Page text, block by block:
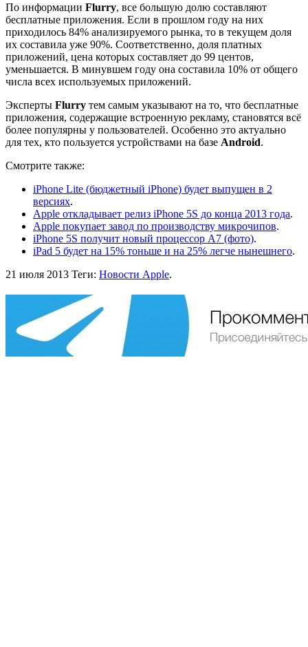
По информации Flurry, все большую долю составляют
бесплатные приложения. Если в прошлом году на них
приходилось 84% анализируемого рынка, то в текущем доля
их составила уже 90%. Соответственно, доля платных
приложений, цена которых составляет до 99 центов,
уменьшается. В минувшем году она составила 10% от общего
числа всех используемых приложений.
Эксперты Flurry тем самым указывают на то, что бесплатные
приложения, содержащие встроенную рекламу, становятся всё
более популярны у пользователей. Особенно это актуально
для тех, кто пользуется устройствами на базе Android.
Смотрите также:
iPhone Lite (бюджетный iPhone) будет выпущен в 2
версиях.
Apple откладывает релиз iPhone 5S до конца 2013 года.
Apple покупает завод по производству микрочипов.
iPhone 5S получит новый процессор A7 (фото).
iPad 5 будет на 15% тоньше и на 25% легче нынешнего.
21 июля 2013 Теги: Новости Apple.